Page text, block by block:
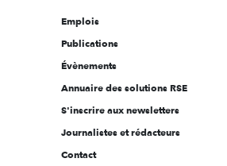
Emplois
Publications
Évènements
Annuaire des solutions RSE
S'inscrire aux newsletters
Journalistes et rédacteurs
Contact